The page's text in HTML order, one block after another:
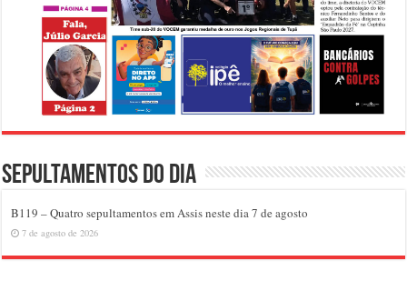
Sepultamentos do dia
B119 – Quatro sepultamentos em Assis neste dia 7 de agosto
7 de agosto de 2026